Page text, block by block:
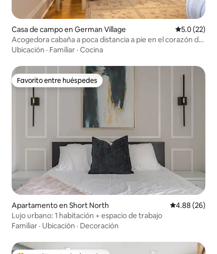
Casa de campo en German Village Calificación
5.0 (22)
Acogedora cabaña a poca distancia a pie en el corazón de
un pueblo alemán
Ubicación · Familiar · Cocina
Favorito entre huéspedes
Favorito entre huéspedes
Apartamento en Short North Calificación
4.88 (26)
Lujo urbano: 1 habitación + espacio de trabajo
Familiar · Ubicación · Decoración